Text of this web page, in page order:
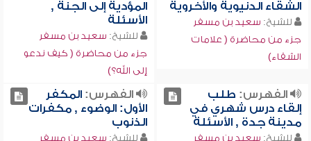
الشقاء الدنيوية والأخروية
للشيخ: سعيد بن مسفر
جزء من محاضرة ( علامات
الشقاء)
المؤدية إلى الجنة ,
الأسئلة
للشيخ: سعيد بن مسفر
جزء من محاضرة ( كيف ندعو
إلى الله؟)
الفهرس: طلب
إلقاء درس شهري في
مدينة جدة , الأسئلة
للشيخ: سعيد بن مسفر
الفهرس:المكفر
الأول: الوضوء , مكفرات
الذنوب
للشيخ: سعيد بن مسفر